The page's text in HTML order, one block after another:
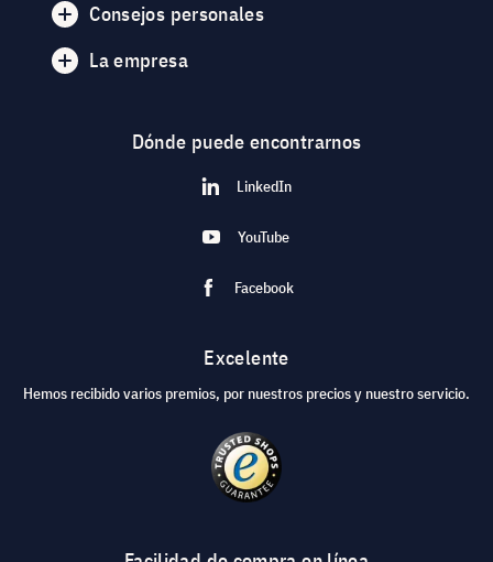
Consejos personales
La empresa
Dónde puede encontrarnos
LinkedIn
YouTube
Facebook
Excelente
Hemos recibido varios premios, por nuestros precios y nuestro servicio.